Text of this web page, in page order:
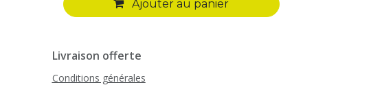
Ajouter au panier
Livraison offerte
Conditions générales